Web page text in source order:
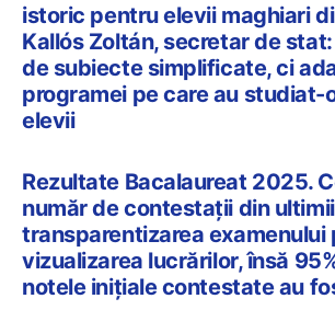
istoric pentru elevii maghiari
Kallós Zoltán, secretar de
de subiecte simplificate, ci
programei pe care au studiat-
elevii
Rezultate Bacalaureat 2025.
număr de contestații din
transparentizarea examenului
vizualizarea lucrărilor, însă
notele inițiale contestate au